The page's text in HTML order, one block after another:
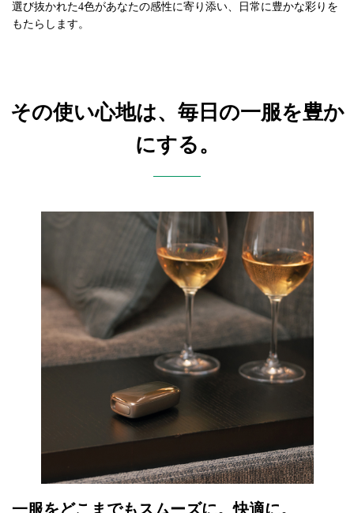
選び抜かれた4色があなたの感性に寄り添い、日常に豊かな彩りを
もたらします。
その使い心地は、毎日の一服を豊か
にする。
一服をどこまでもスムーズに。快適に。